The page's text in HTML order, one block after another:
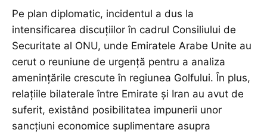
Pe plan diplomatic, incidentul a dus la
intensificarea discuțiilor în cadrul Consiliului de
Securitate al ONU, unde Emiratele Arabe Unite au
cerut o reuniune de urgență pentru a analiza
amenințările crescute în regiunea Golfului. În plus,
relațiile bilaterale între Emirate și Iran au avut de
suferit, existând posibilitatea impunerii unor
sancțiuni economice suplimentare asupra